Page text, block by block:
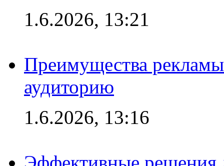
1.6.2026, 13:21
Преимущества
аудиторию
1.6.2026, 13:16